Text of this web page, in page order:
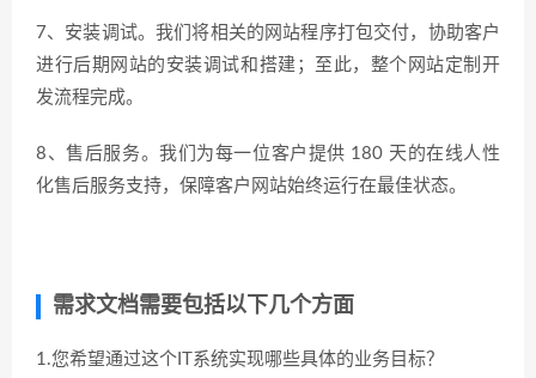
7、安装调试。我们将相关的网站程序打包交付，协助客户
进行后期网站的安装调试和搭建；至此，整个网站定制开
发流程完成。
8、售后服务。我们为每一位客户提供 180 天的在线人性
化售后服务支持，保障客户网站始终运行在最佳状态。
需求文档需要包括以下几个方面
1.您希望通过这个IT系统实现哪些具体的业务目标？